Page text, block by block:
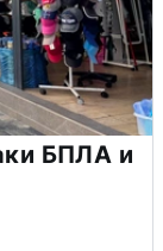
БПЛА и